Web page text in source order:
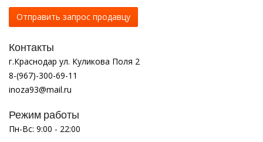
Отправить запрос продавцу
Контакты
г.Краснодар ул. Куликова Поля 2
8-(967)-300-69-11
inoza93@mail.ru
Режим работы
Пн-Вс: 9:00 - 22:00